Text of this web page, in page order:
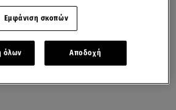
Εμφάνιση σκοπών
όλων Αποδοχή